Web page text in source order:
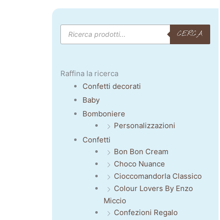
Products
search CERCA
Raffina la ricerca
Confetti decorati
Baby
Bomboniere
Personalizzazioni
Confetti
Bon Bon Cream
Choco Nuance
Cioccomandorla Classico
Colour Lovers By Enzo
Miccio
Confezioni Regalo